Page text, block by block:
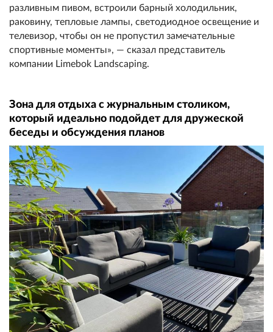
разливным пивом, встроили барный холодильник,
раковину, тепловые лампы, светодиодное освещение и
телевизор, чтобы он не пропустил замечательные
спортивные моменты», — сказал представитель
компании Limebok Landscaping.
Зона для отдыха с журнальным столиком,
который идеально подойдет для дружеской
беседы и обсуждения планов